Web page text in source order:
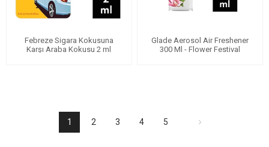
Febreze Sigara Kokusuna
Karşı Araba Kokusu 2 ml
Glade Aerosol Air Freshener
300 Ml - Flower Festival
1 2 3 4 5